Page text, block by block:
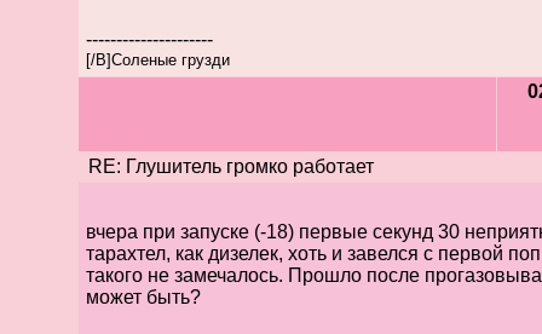
---------------------
[/B]Соленые грузди
RE: Глушитель громко работает
вчера при запуске (-18) первые секунд 30
тарахтел, как дизелек, хоть и завелся с первой
такого не замечалось. Прошло после
может быть?